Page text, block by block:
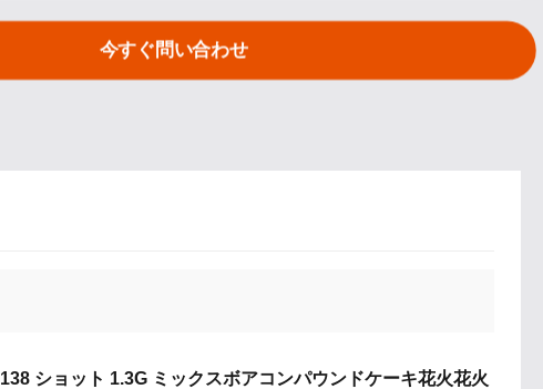
今すぐ問い合わせ
138 ショット 1.3G ミックスボアコンパウンドケーキ花火花火